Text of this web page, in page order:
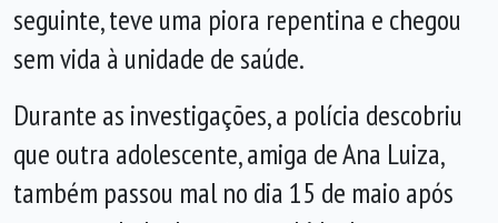
seguinte, teve uma piora repentina e chegou
sem vida à unidade de saúde.
Durante as investigações, a polícia descobriu
que outra adolescente, amiga de Ana Luiza,
também passou mal no dia 15 de maio após